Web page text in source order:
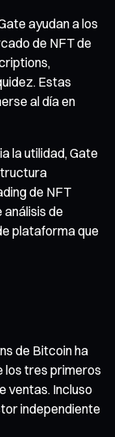
ayudan a los
de NFT de
Estas
al día en
la utilidad, Gate
de NFT
de
plataforma que
de Bitcoin ha
los tres primeros
ventas. Incluso
independiente